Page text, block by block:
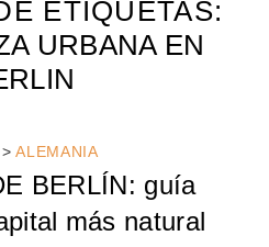
ETIQUETAS:
URBANA EN
>ALEMANIA
BERLÍN: guía
más natural